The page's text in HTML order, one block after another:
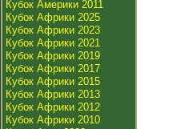
Кубок Америки 2011
Кубок Африки 2025
Кубок Африки 2023
Кубок Африки 2021
Кубок Африки 2019
Кубок Африки 2017
Кубок Африки 2015
Кубок Африки 2013
Кубок Африки 2012
Кубок Африки 2010